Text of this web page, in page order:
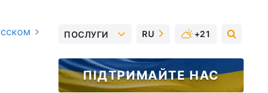
ПОСЛУГИ RU +21
ПІДТРИМАЙТЕ НАС